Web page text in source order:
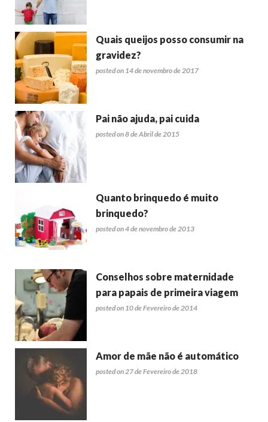
Quais queijos posso consumir na
gravidez?
posted on 14 de novembro de 2017
Pai não ajuda, pai cuida
posted on 8 de Abril de 2015
Quanto brinquedo é muito
brinquedo?
posted on 4 de novembro de 2013
Conselhos sobre maternidade
para papais de primeira viagem
posted on 10 de Fevereiro de 2014
Amor de mãe não é automático
posted on 27 de Fevereiro de 2018